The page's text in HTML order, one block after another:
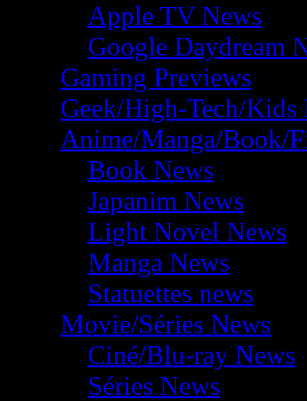
Apple TV News
Google Daydream
Gaming Previews
Geek/High-Tech/Kids
Anime/Manga/Book/
Book News
Japanim News
Light Novel News
Manga News
Statuettes news
Movie/Séries News
Ciné/Blu-ray News
Séries News